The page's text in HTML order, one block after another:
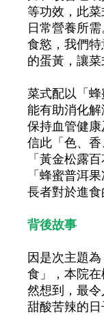
等功效，此
日常營養所
食慾，我們
的蛋黃，讓菜
菜式配以「蜂
能有助消化解
保持血管健
信此「色、
「黃金松露
「蜂蜜普洱
長者對於進食
背後故事
因是次主題
食」，本院
然想到，最
甜酸苦辣的